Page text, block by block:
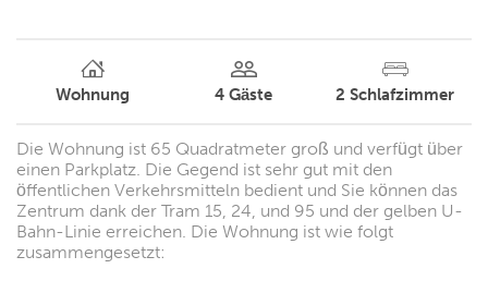
Wohnung 4 Gäste 2 Schlafzimmer
Die Wohnung ist 65 Quadratmeter groß und verfügt über
einen Parkplatz. Die Gegend ist sehr gut mit den
öffentlichen Verkehrsmitteln bedient und Sie können das
Zentrum dank der Tram 15, 24, und 95 und der gelben U-
Bahn-Linie erreichen. Die Wohnung ist wie folgt
zusammengesetzt: